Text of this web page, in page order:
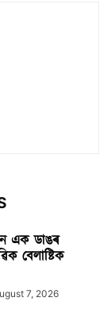
এক ডাঙৰ
বেলাষ্টিক
7, 2026